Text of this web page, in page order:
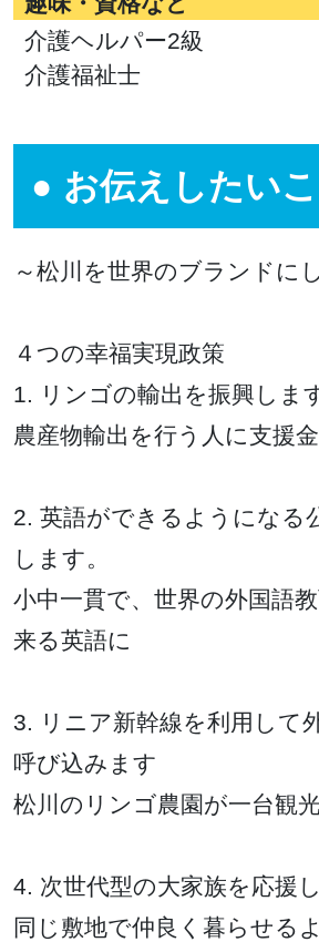
介護ヘルパー2級
介護福祉士
お伝えしたい
～松川を世界のブランドに
４つの幸福実現政策
1. リンゴの輸出を振興しま
農産物輸出を行う人に支援
2. 英語ができるようになる
します。
小中一貫で、世界の外国語
来る英語に
3. リニア新幹線を利用して
呼び込みます
松川のリンゴ農園が一台観
4. 次世代型の大家族を応援
同じ敷地で仲良く暮らせる